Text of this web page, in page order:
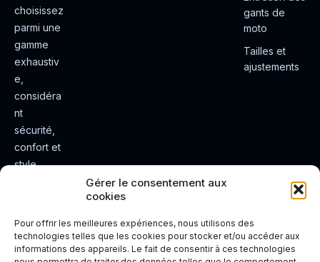
Gérer le consentement aux
cookies
Pour offrir les meilleures expériences, nous utilisons des
technologies telles que les cookies pour stocker et/ou accéder aux
informations des appareils. Le fait de consentir à ces technologies
choisissez
parmi une
gamme
exhaustiv
e,
considéra
nt
sécurité,
confort et
style.
e de
conduite
gants de
moto
Tailles et
ajustements